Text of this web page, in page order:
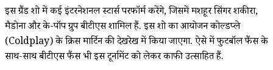
इस ग्रैंड शो में कई इंटरनेशनल स्टार्स परफॉर्म करेंगे, जिसमें मशहूर सिंगर शकीरा,
मैडोना और के-पॉप ग्रुप बीटीएस शामिल हैं. इस शो का आयोजन कोल्डप्ले
(Coldplay) के क्रिस मार्टिन की देखरेख में किया जाएगा. ऐसे में फुटबॉल फैंस के
साथ-साथ बीटीएस फैंस भी इस टूर्नामेंट को लेकर काफी उत्साहित हैं.